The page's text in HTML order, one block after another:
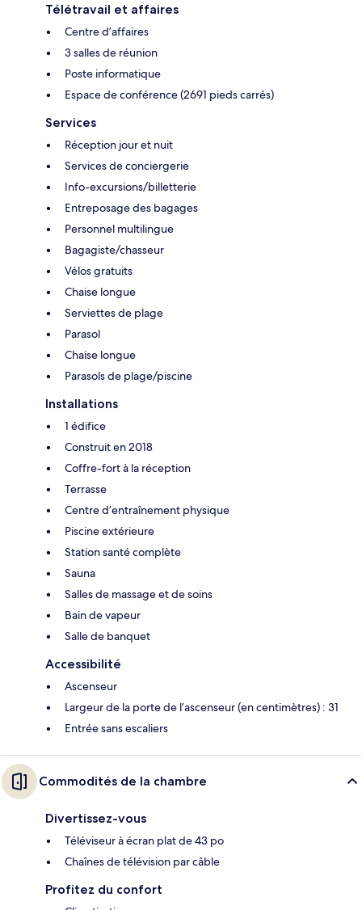
Télétravail et affaires
Centre d’affaires
3 salles de réunion
Poste informatique
Espace de conférence (2691 pieds carrés)
Services
Réception jour et nuit
Services de conciergerie
Info-excursions/billetterie
Entreposage des bagages
Personnel multilingue
Bagagiste/chasseur
Vélos gratuits
Chaise longue
Serviettes de plage
Parasol
Chaise longue
Parasols de plage/piscine
Installations
1 édifice
Construit en 2018
Coffre-fort à la réception
Terrasse
Centre d’entraînement physique
Piscine extérieure
Station santé complète
Sauna
Salles de massage et de soins
Bain de vapeur
Salle de banquet
Accessibilité
Ascenseur
Largeur de la porte de l’ascenseur (en centimètres) : 31
Entrée sans escaliers
Commodités de la chambre
Divertissez-vous
Téléviseur à écran plat de 43 po
Chaînes de télévision par câble
Profitez du confort